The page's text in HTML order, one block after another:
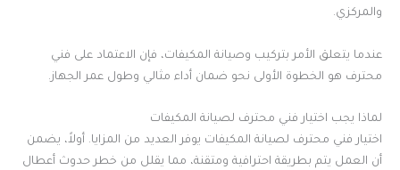
والمركزي.
عندما يتعلق الأمر بتركيب وصيانة المكيفات، فإن الاعتماد على فني
محترف هو الخطوة الأولى نحو ضمان أداء مثالي وطول عمر الجهاز.
لماذا يجب اختيار فني محترف لصيانة المكيفات
اختيار فني محترف لصيانة المكيفات يوفر العديد من المزايا. أولاً، يضمن
أن العمل يتم بطريقة احترافية ومتقنة، مما يقلل من خطر حدوث أعطال